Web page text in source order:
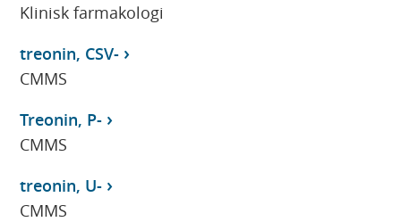
Klinisk farmakologi
treonin, CSV-
CMMS
Treonin, P-
CMMS
treonin, U-
CMMS